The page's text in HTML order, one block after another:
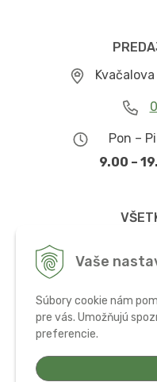
Vaše
Súbory cookie nám
pre vás. Umožňujú
preferencie.
Kvačalova
Pon –
9.00 –
Ochrana